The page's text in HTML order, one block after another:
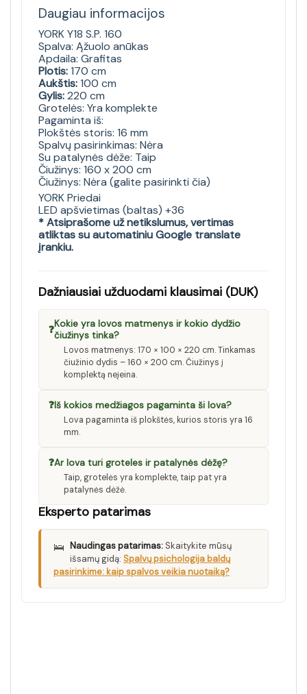
Daugiau informacijos
YORK Y18 S.P. 160
Spalva: Ąžuolo anūkas
Apdaila: Grafitas
Plotis:170 cm
Aukštis:100 cm
Gylis:220 cm
Grotelės: Yra komplekte
Pagaminta iš:
Plokštės storis: 16 mm
Spalvų pasirinkimas: Nėra
Su patalynės dėže: Taip
Čiužinys: 160 x 200 cm
Čiužinys: Nėra (galite pasirinkti čia)
YORK Priedai
LED apšvietimas (baltas) +36
* Atsiprašome už netikslumus, vertimas
atliktas su automatiniu Google translate
įrankiu.
Dažniausiai užduodami klausimai (DUK)
❓Kokie yra lovos matmenys ir kokio dydžio
čiužinys tinka?
Lovos matmenys: 170 × 100 × 220 cm. Tinkamas
čiužinio dydis – 160 × 200 cm. Čiužinys į
komplektą neįeina.
❓Iš kokios medžiagos pagaminta ši lova?
Lova pagaminta iš plokštės, kurios storis yra 16
mm.
❓Ar lova turi groteles ir patalynės dėžę?
Taip, grotelės yra komplekte, taip pat yra
patalynės dėžė.
Eksperto patarimas
🛌 Naudingas patarimas: Skaitykite mūsų
išsamų gidą: Spalvų psichologija baldų
pasirinkime: kaip spalvos veikia nuotaiką?